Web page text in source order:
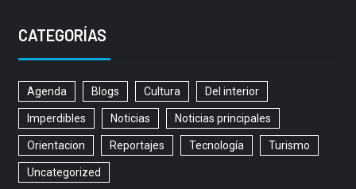
CATEGORÍAS
Agenda Blogs Cultura Del interior
Imperdibles Noticias Noticias principales
Orientacion Reportajes Tecnología Turismo
Uncategorized